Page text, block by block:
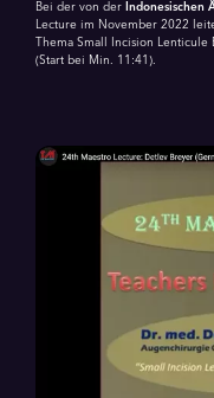
Bei der von der Indonesischen
Lecture im November 2022
Thema Small Incision Lenticule
(Start bei Min. 11:41).